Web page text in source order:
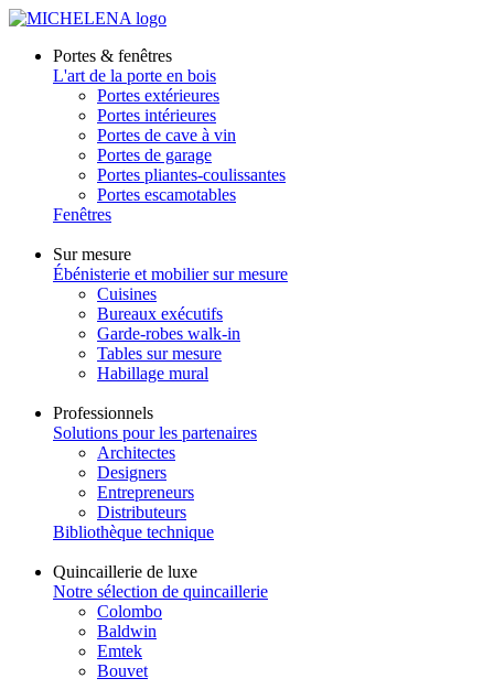
Portes & fenêtres
L'art de la porte en bois
Portes extérieures
Portes intérieures
Portes de cave à vin
Portes de garage
Portes pliantes-coulissantes
Portes escamotables
Fenêtres
Sur mesure
Ébénisterie et mobilier sur mesure
Cuisines
Bureaux exécutifs
Garde-robes walk-in
Tables sur mesure
Habillage mural
Professionnels
Solutions pour les partenaires
Architectes
Designers
Entrepreneurs
Distributeurs
Bibliothèque technique
Quincaillerie de luxe
Notre sélection de quincaillerie
Colombo
Baldwin
Emtek
Bouvet